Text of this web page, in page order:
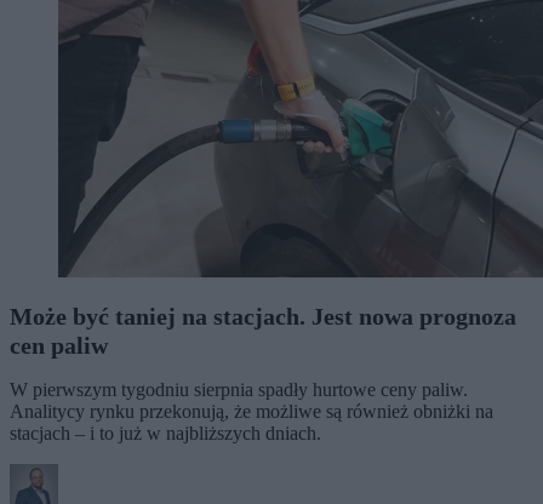
Może być taniej na stacjach. Jest nowa prognoza
cen paliw
W pierwszym tygodniu sierpnia spadły hurtowe ceny paliw.
Analitycy rynku przekonują, że możliwe są również obniżki na
stacjach – i to już w najbliższych dniach.